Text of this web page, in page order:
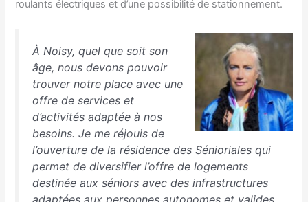
roulants électriques et d’une possibilité de stationnement.
À Noisy, quel que soit son
âge, nous devons pouvoir
trouver notre place avec une
offre de services et
d’activités adaptée à nos
besoins. Je me réjouis de
l’ouverture de la résidence des Sénioriales qui
permet de diversifier l’offre de logements
destinée aux séniors avec des infrastructures
adaptées aux personnes autonomes et valides.